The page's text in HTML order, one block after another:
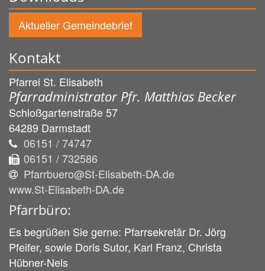
Aktueller Gemeindebrief
Kontakt
Pfarrei St. Elisabeth
Pfarradministrator Pfr. Matthias Becker
Schloßgartenstraße 57
64289 Darmstadt
06151 / 74747
06151 / 732586
Pfarrbuero@St-Elisabeth-DA.de
www.St-Elisabeth-DA.de
Pfarrbüro:
Es begrüßen Sie gerne: Pfarrsekretär Dr. Jörg
Pfeifer, sowie Doris Sutor, Karl Franz, Christa
Hübner-Nels